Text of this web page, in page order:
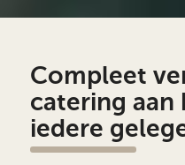
Compleet
catering aan
iedere